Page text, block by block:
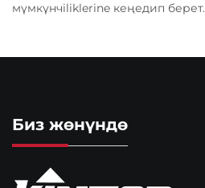
мүмкүнчiliklerine кеңедип берет.
Биз жөнүндө